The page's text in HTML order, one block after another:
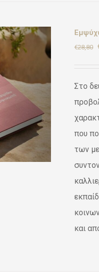
€28,80
Στο
που
των
και